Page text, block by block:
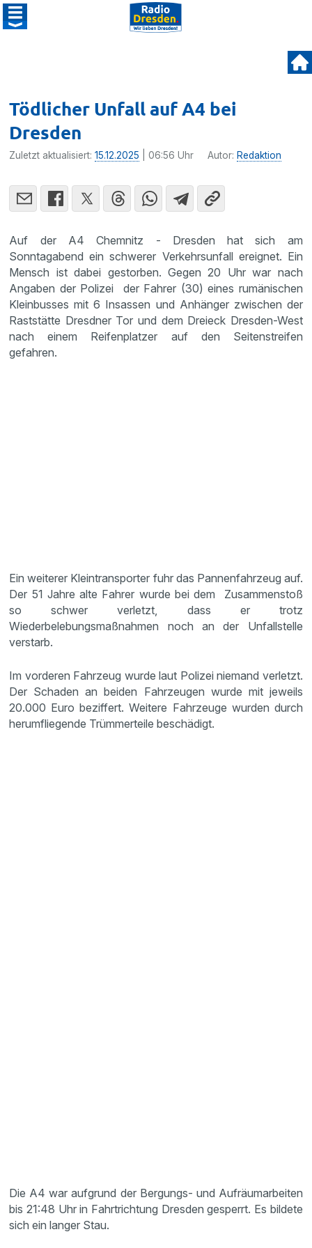
Tödlicher Unfall auf A4 bei
Dresden
Zuletzt aktualisiert:15.12.2025 | 06:56 Uhr Autor: Redaktion
Auf der A4 Chemnitz - Dresden hat sich am
Sonntagabend ein schwerer Verkehrsunfall ereignet. Ein
Mensch ist dabei gestorben. Gegen 20 Uhr war nach
Angaben der Polizei der Fahrer (30) eines rumänischen
Kleinbusses mit 6 Insassen und Anhänger zwischen der
Raststätte Dresdner Tor und dem Dreieck Dresden-West
nach einem Reifenplatzer auf den Seitenstreifen
gefahren.
Ein weiterer Kleintransporter fuhr das Pannenfahrzeug auf.
Der 51 Jahre alte Fahrer wurde bei dem Zusammenstoß
so schwer verletzt, dass er trotz
Wiederbelebungsmaßnahmen noch an der Unfallstelle
verstarb.
Im vorderen Fahrzeug wurde laut Polizei niemand verletzt.
Der Schaden an beiden Fahrzeugen wurde mit jeweils
20.000 Euro beziffert. Weitere Fahrzeuge wurden durch
herumfliegende Trümmerteile beschädigt.
Die A4 war aufgrund der Bergungs- und Aufräumarbeiten
bis 21:48 Uhr in Fahrtrichtung Dresden gesperrt. Es bildete
sich ein langer Stau.